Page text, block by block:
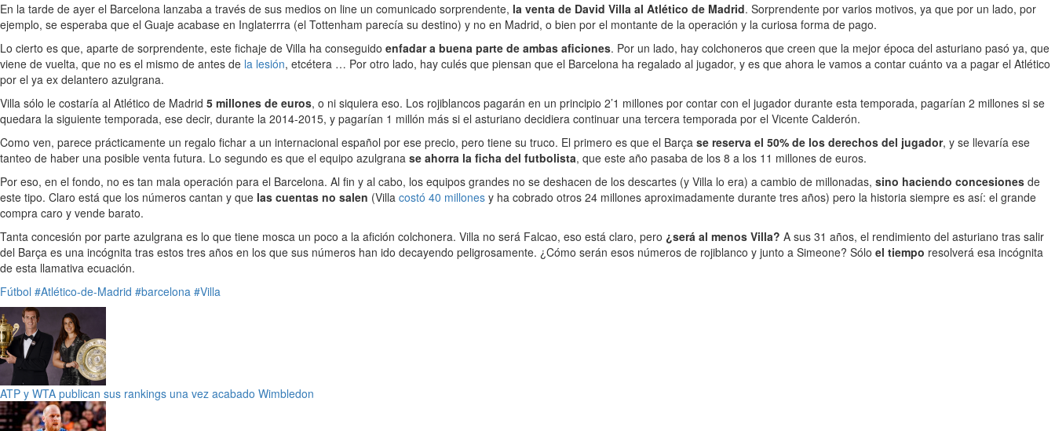
En la tarde de ayer el Barcelona lanzaba a través de sus medios on line un comunicado sorprendente, la venta de David Villa al Atlético de Madrid. Sorprendente por varios motivos, ya que por un lado, por
ejemplo, se esperaba que el Guaje acabase en Inglaterrra (el Tottenham parecía su destino) y no en Madrid, o bien por el montante de la operación y la curiosa forma de pago.
Lo cierto es que, aparte de sorprendente, este fichaje de Villa ha conseguido enfadar a buena parte de ambas aficiones. Por un lado, hay colchoneros que creen que la mejor época del asturiano pasó ya, que
viene de vuelta, que no es el mismo de antes de la lesión, etcétera … Por otro lado, hay culés que piensan que el Barcelona ha regalado al jugador, y es que ahora le vamos a contar cuánto va a pagar el Atlético
por el ya ex delantero azulgrana.
Villa sólo le costaría al Atlético de Madrid 5 millones de euros, o ni siquiera eso. Los rojiblancos pagarán en un principio 2’1 millones por contar con el jugador durante esta temporada, pagarían 2 millones si se
quedara la siguiente temporada, ese decir, durante la 2014-2015, y pagarían 1 millón más si el asturiano decidiera continuar una tercera temporada por el Vicente Calderón.
Como ven, parece prácticamente un regalo fichar a un internacional español por ese precio, pero tiene su truco. El primero es que el Barça se reserva el 50% de los derechos del jugador, y se llevaría ese
tanteo de haber una posible venta futura. Lo segundo es que el equipo azulgrana se ahorra la ficha del futbolista, que este año pasaba de los 8 a los 11 millones de euros.
Por eso, en el fondo, no es tan mala operación para el Barcelona. Al fin y al cabo, los equipos grandes no se deshacen de los descartes (y Villa lo era) a cambio de millonadas, sino haciendo concesiones de
este tipo. Claro está que los números cantan y que las cuentas no salen (Villa costó 40 millones y ha cobrado otros 24 millones aproximadamente durante tres años) pero la historia siempre es así: el grande
compra caro y vende barato.
Tanta concesión por parte azulgrana es lo que tiene mosca un poco a la afición colchonera. Villa no será Falcao, eso está claro, pero ¿será al menos Villa? A sus 31 años, el rendimiento del asturiano tras salir
del Barça es una incógnita tras estos tres años en los que sus números han ido decayendo peligrosamente. ¿Cómo serán esos números de rojiblanco y junto a Simeone? Sólo el tiempo resolverá esa incógnita
de esta llamativa ecuación.
Fútbol #Atlético-de-Madrid #barcelona #Villa
ATP y WTA publican sus rankings una vez acabado Wimbledon